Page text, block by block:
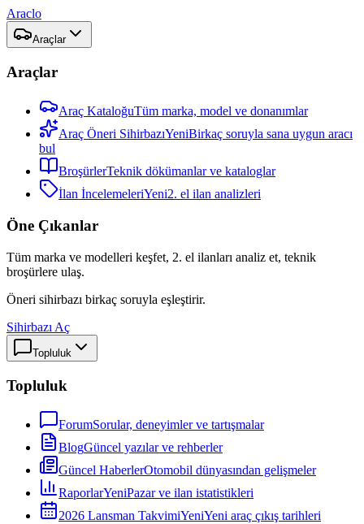
Araclo
Araçlar
Araçlar
Araç KataloğuTüm marka, model ve donanımlar
Araç Öneri SihirbazıYeniBirkaç soruyla sana uygun aracı
bul
BroşürlerTeknik dökümanlar ve kataloglar
İlan İncelemeleriYeni2. el ilan analizleri
Öne Çıkanlar
Tüm marka ve modelleri keşfet, 2. el ilanları analiz et, teknik
broşürlere ulaş.
Öneri sihirbazı birkaç soruyla eşleştirir.
Sihirbazı Aç
Topluluk
Topluluk
ForumSorular, deneyimler ve tartışmalar
BlogGüncel yazılar ve rehberler
Güncel HaberlerOtomobil dünyasından gelişmeler
RaporlarYeniPazar ve ilan istatistikleri
2026 Lansman TakvimiYeniYeni araç çıkış tarihleri